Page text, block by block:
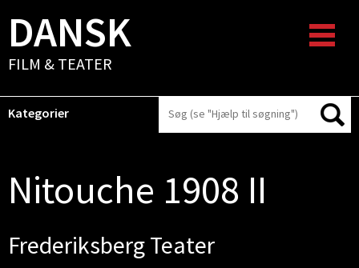
DANSK
FILM & TEATER
Kategorier
Nitouche 1908 II
Frederiksberg Teater